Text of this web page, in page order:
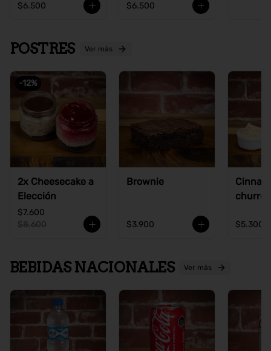
$6.500 $6.500
POSTRES Ver más
-12%
2x Cheesecake a
Elección
$7.600
$8.600
Brownie
$3.900
churros
$5.300
BEBIDAS NACIONALES Ver más